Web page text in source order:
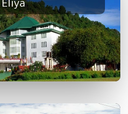
Eliya